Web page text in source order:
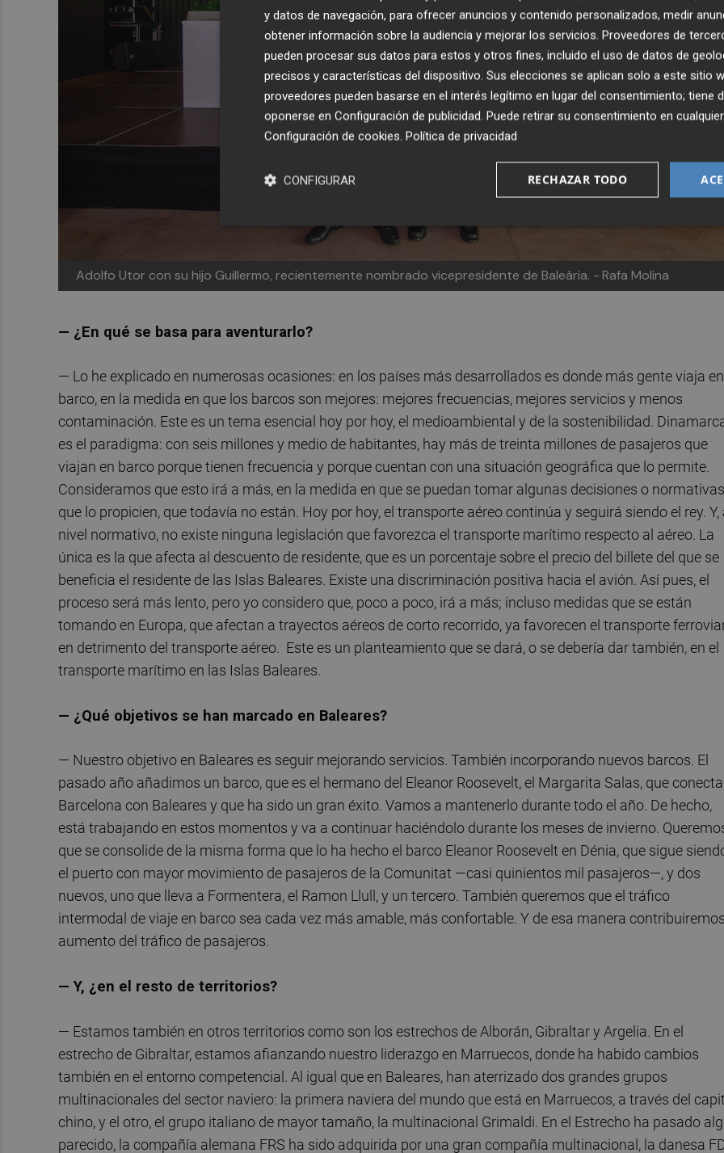
Adolfo Utor con su hijo Guillermo, recientemente nombrado vicepresidente de Baleària. -Rafa Molina
— ¿En qué se basa para aventurarlo?
— Lo he explicado en numerosas ocasiones: en los países más desarrollados es donde más gente viaja en
barco, en la medida en que los barcos son mejores: mejores frecuencias, mejores servicios y menos
contaminación. Este es un tema esencial hoy por hoy, el medioambiental y de la sostenibilidad.
es el paradigma: con seis millones y medio de habitantes, hay más de treinta millones de pasajeros que
viajan en barco porque tienen frecuencia y porque cuentan con una situación geográfica que lo permite.
Consideramos que esto irá a más, en la medida en que se puedan tomar algunas decisiones o normativas
que lo propicien, que todavía no están. Hoy por hoy, el transporte aéreo continúa y seguirá siendo el rey. Y,
nivel normativo, no existe ninguna legislación que favorezca el transporte marítimo respecto al aéreo. La
única es la que afecta al descuento de residente, que es un porcentaje sobre el precio del billete del que se
beneficia el residente de las Islas Baleares. Existe una discriminación positiva hacia el avión. Así pues, el
proceso será más lento, pero yo considero que, poco a poco, irá a más; incluso medidas que se están
tomando en Europa, que afectan a trayectos aéreos de corto recorrido, ya favorecen el transporte
en detrimento del transporte aéreo. Este es un planteamiento que se dará, o se debería dar también, en el
transporte marítimo en las Islas Baleares.
— ¿Qué objetivos se han marcado en Baleares?
— Nuestro objetivo en Baleares es seguir mejorando servicios. También incorporando nuevos barcos. El
pasado año añadimos un barco, que es el hermano del Eleanor Roosevelt, el Margarita Salas, que conecta
Barcelona con Baleares y ​​que ha sido un gran éxito. Vamos a mantenerlo durante todo el año. De hecho,
está trabajando en estos momentos y va a continuar haciéndolo durante los meses de invierno.
que se consolide de la misma forma que lo ha hecho el barco Eleanor Roosevelt en Dénia, que sigue
el puerto con mayor movimiento de pasajeros de la Comunitat —casi quinientos mil pasajeros—, y dos
nuevos, uno que lleva a Formentera, el Ramon Llull, y un tercero. También queremos que el tráfico
intermodal de viaje en barco sea cada vez más amable, más confortable. Y de esa manera
aumento del tráfico de pasajeros.
— Y, ¿en el resto de territorios?
— Estamos también en otros territorios como son los estrechos de Alborán, Gibraltar y Argelia. En el
estrecho de Gibraltar, estamos afianzando nuestro liderazgo en Marruecos, donde ha habido cambios
también en el entorno competencial. Al igual que en Baleares, han aterrizado dos grandes grupos
multinacionales del sector naviero: la primera naviera del mundo que está en Marruecos, a través del
chino, y el otro, el grupo italiano de mayor tamaño, la multinacional Grimaldi. En el Estrecho ha pasado
parecido, la compañía alemana FRS ha sido adquirida por una gran compañía multinacional, la danesa
y datos de navegación, para ofrecer anuncios y contenido personalizados, medir
obtener información sobre la audiencia y mejorar los servicios. Proveedores de
pueden procesar sus datos para estos y otros fines, incluido el uso de datos de
precisos y características del dispositivo. Sus elecciones se aplican solo a este sitio
proveedores pueden basarse en el interés legítimo en lugar del consentimiento; tiene
oponerse en Configuración de publicidad. Puede retirar su consentimiento en
Configuración de cookies. Política de privacidad
RECHAZAR TODO
CONFIGURAR